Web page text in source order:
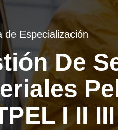
de Especialización
De
I II III